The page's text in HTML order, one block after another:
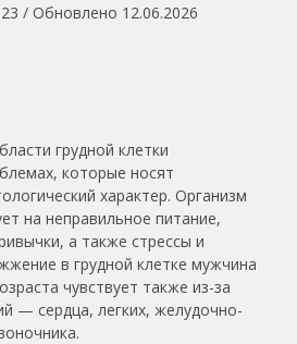
/ Обновлено 12.06.2026
грудной клетки
которые носят
характер. Организм
на неправильное питание,
а также стрессы и
в грудной клетке мужчина
чувствует также из-за
— сердца, легких, желудочно-